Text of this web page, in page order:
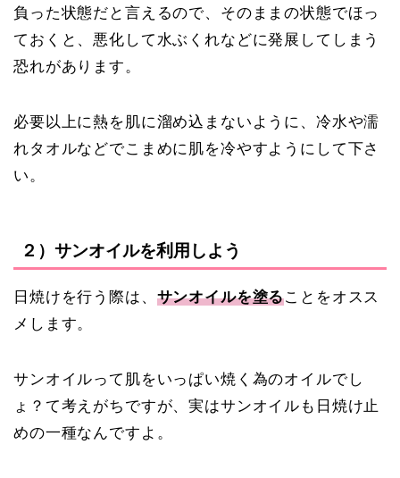
負った状態だと言えるので、そのままの状態でほっ
ておくと、悪化して水ぶくれなどに発展してしまう
恐れがあります。
必要以上に熱を肌に溜め込まないように、冷水や濡
れタオルなどでこまめに肌を冷やすようにして下さ
い。
２）サンオイルを利用しよう
日焼けを行う際は、 サンオイルを塗ることをオスス
メします。
サンオイルって肌をいっぱい焼く為のオイルでし
ょ？て考えがちですが、実はサンオイルも日焼け止
めの一種なんですよ。